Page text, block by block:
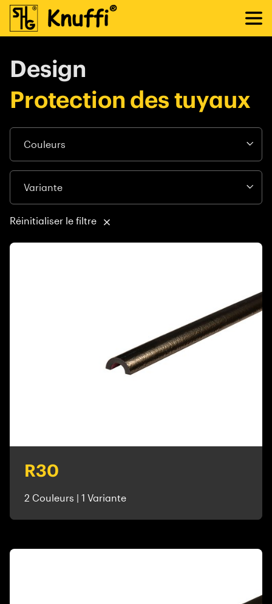
Design
Protection des tuyaux
Réinitialiser le filtre
R30
2 Couleurs | 1 Variante